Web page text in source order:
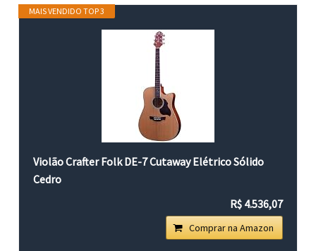
MAIS VENDIDO TOP 3
Violão Crafter Folk DE-7 Cutaway Elétrico Sólido
Cedro
R$ 4.536,07
Comprar na Amazon